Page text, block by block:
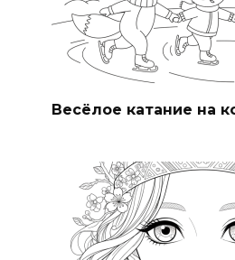
Весёлое катание на